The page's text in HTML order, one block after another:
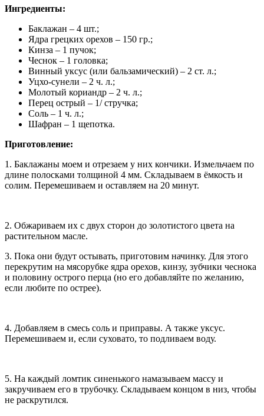
Ингредиенты:
Баклажан – 4 шт.;
Ядра грецких орехов – 150 гр.;
Кинза – 1 пучок;
Чеснок – 1 головка;
Винный уксус (или бальзамический) – 2 ст. л.;
Уцхо-сунели – 2 ч. л.;
Молотый кориандр – 2 ч. л.;
Перец острый – 1/ стручка;
Соль – 1 ч. л.;
Шафран – 1 щепотка.
Приготовление:
1. Баклажаны моем и отрезаем у них кончики. Измельчаем по
длине полосками толщиной 4 мм. Складываем в ёмкость и
солим. Перемешиваем и оставляем на 20 минут.
2. Обжариваем их с двух сторон до золотистого цвета на
растительном масле.
3. Пока они будут остывать, приготовим начинку. Для этого
перекрутим на мясорубке ядра орехов, кинзу, зубчики чеснока
и половину острого перца (но его добавляйте по желанию,
если любите по острее).
4. Добавляем в смесь соль и приправы. А также уксус.
Перемешиваем и, если суховато, то подливаем воду.
5. На каждый ломтик синенького намазываем массу и
закручиваем его в трубочку. Складываем концом в низ, чтобы
не раскрутился.